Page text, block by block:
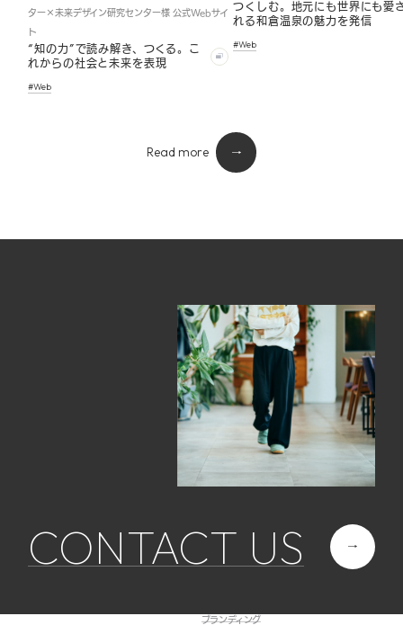
ター×未来デザイン研究センター様 公式Webサイ
ト
“知の力”で読み解き、つくる。こ
れからの社会と未来を表現
#Web
つくしむ。地元にも世界にも愛
れる和倉温泉の魅力を発信
#Web
Read more
CONTACT US
ABOUT SERVICE
ブランディング